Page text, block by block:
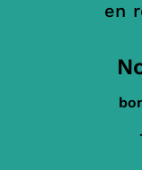
en